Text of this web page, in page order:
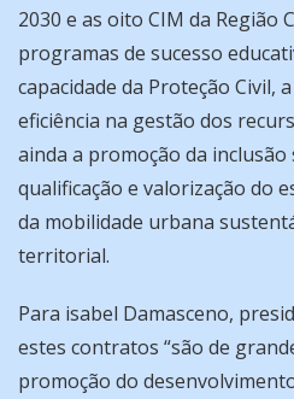
2030 e as oito CIM da Região
programas de sucesso
capacidade da Proteção Civil,
eficiência na gestão dos
ainda a promoção da inclusão
qualificação e valorização do
da mobilidade urbana
territorial.
Para isabel Damasceno,
estes contratos “são de
promoção do